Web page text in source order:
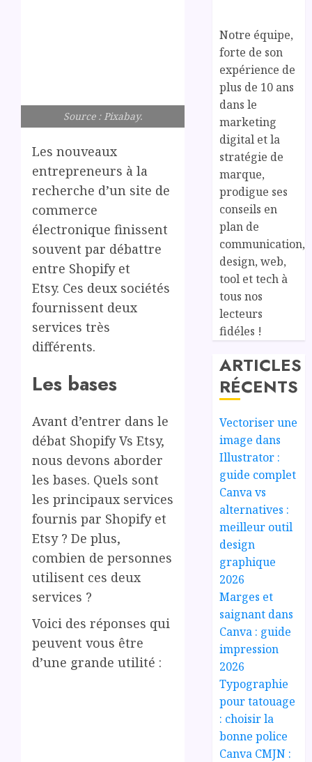
Source : Pixabay.
Les nouveaux
entrepreneurs à la
recherche d’un site de
commerce
électronique finissent
souvent par débattre
entre Shopify et
Etsy. Ces deux sociétés
fournissent deux
services très
différents.
Les bases
Avant d’entrer dans le
débat Shopify Vs Etsy,
nous devons aborder
les bases. Quels sont
les principaux services
fournis par Shopify et
Etsy ? De plus,
combien de personnes
utilisent ces deux
services ?
Voici des réponses qui
peuvent vous être
d’une grande utilité :
Notre équipe,
forte de son
expérience de
plus de 10 ans
dans le
marketing
digital et la
stratégie de
marque,
prodigue ses
conseils en
plan de
communication,
design, web,
tool et tech à
tous nos
lecteurs
fidéles !
ARTICLES
RÉCENTS
Vectoriser une
image dans
Illustrator :
guide complet
Canva vs
alternatives :
meilleur outil
design
graphique
2026
Marges et
saignant dans
Canva : guide
impression
2026
Typographie
pour tatouage
: choisir la
bonne police
Canva CMJN :